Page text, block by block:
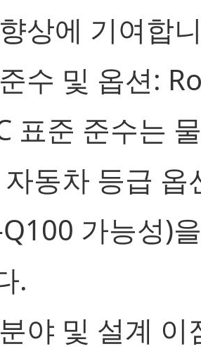
상에 기여합
수 및 옵션:
표준 준수는
동차 등급 옵
Q100 가능성)
.
야 및 설계 이